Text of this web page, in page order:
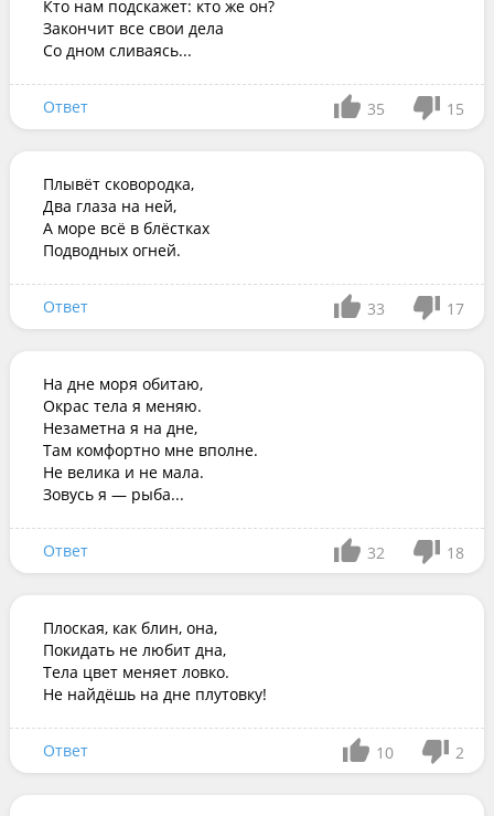
Кто нам подскажет: кто же он?
Закончит все свои дела
Со дном сливаясь...
Ответ 35 15
Плывёт сковородка,
Два глаза на ней,
А море всё в блёстках
Подводных огней.
Ответ 33 17
На дне моря обитаю,
Окрас тела я меняю.
Незаметна я на дне,
Там комфортно мне вполне.
Не велика и не мала.
Зовусь я — рыба...
Ответ 32 18
Плоская, как блин, она,
Покидать не любит дна,
Тела цвет меняет ловко.
Не найдёшь на дне плутовку!
Ответ 10 2